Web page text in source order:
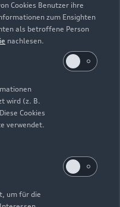
Cookies Benutzer ihre
zum Ensighten
als betroffene Person
nachlesen.
wird (z. B.
Cookies
verwendet.
um für die